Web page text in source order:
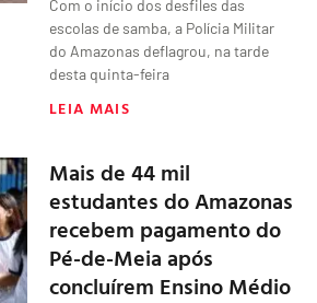
Com o início dos desfiles das
escolas de samba, a Polícia Militar
do Amazonas deflagrou, na tarde
desta quinta-feira
LEIA MAIS
Mais de 44 mil
estudantes do Amazonas
recebem pagamento do
Pé-de-Meia após
concluírem Ensino Médio